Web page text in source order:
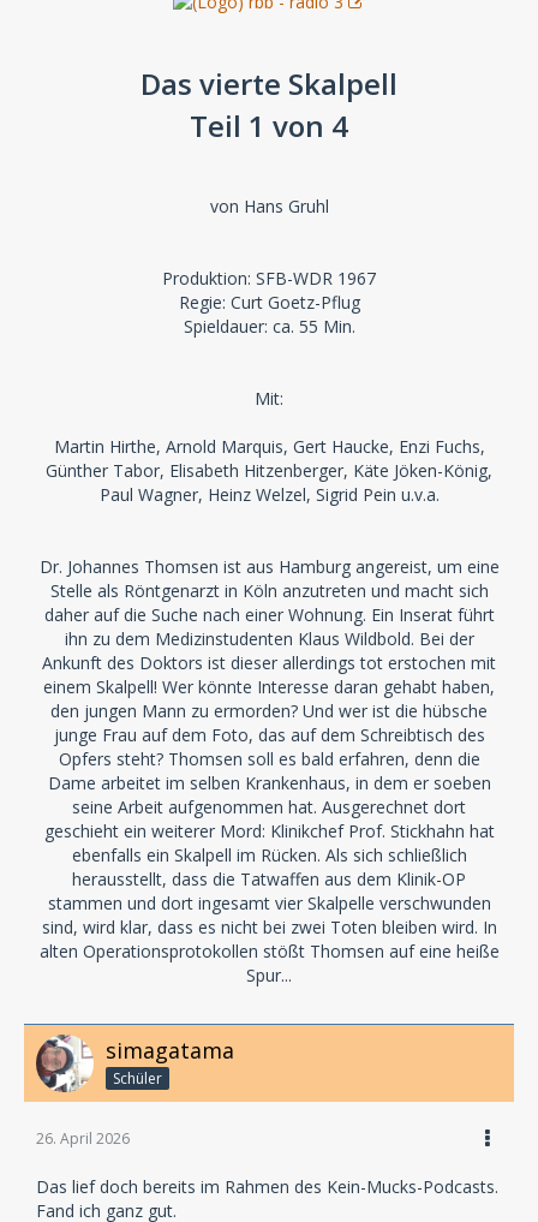
Das vierte Skalpell
Teil 1 von 4
von Hans Gruhl
Produktion: SFB-WDR 1967
Regie: Curt Goetz-Pflug
Spieldauer: ca. 55 Min.
Mit:
Martin Hirthe, Arnold Marquis, Gert Haucke, Enzi Fuchs,
Günther Tabor, Elisabeth Hitzenberger, Käte Jöken-König,
Paul Wagner, Heinz Welzel, Sigrid Pein u.v.a.
Dr. Johannes Thomsen ist aus Hamburg angereist, um eine
Stelle als Röntgenarzt in Köln anzutreten und macht sich
daher auf die Suche nach einer Wohnung. Ein Inserat führt
ihn zu dem Medizinstudenten Klaus Wildbold. Bei der
Ankunft des Doktors ist dieser allerdings tot erstochen mit
einem Skalpell! Wer könnte Interesse daran gehabt haben,
den jungen Mann zu ermorden? Und wer ist die hübsche
junge Frau auf dem Foto, das auf dem Schreibtisch des
Opfers steht? Thomsen soll es bald erfahren, denn die
Dame arbeitet im selben Krankenhaus, in dem er soeben
seine Arbeit aufgenommen hat. Ausgerechnet dort
geschieht ein weiterer Mord: Klinikchef Prof. Stickhahn hat
ebenfalls ein Skalpell im Rücken. Als sich schließlich
herausstellt, dass die Tatwaffen aus dem Klinik-OP
stammen und dort ingesamt vier Skalpelle verschwunden
sind, wird klar, dass es nicht bei zwei Toten bleiben wird. In
alten Operationsprotokollen stößt Thomsen auf eine heiße
Spur...
simagatama
Schüler
26. April 2026
Das lief doch bereits im Rahmen des Kein-Mucks-Podcasts.
Fand ich ganz gut.